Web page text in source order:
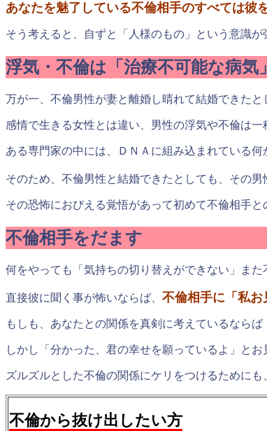
あなたを魅了している不倫相手のすべては彼
そう考えると、自ずと「人様のもの」という意識
浮気・不倫は「治療不可能な病気」
万が一、不倫男性が妻と離婚し晴れて結婚できたと
感情で生きる女性とは違い、男性の浮気や不倫は一
ある専門家の中には、ＤＮＡに組み込まれている
そのため、不倫男性と結婚できたとしても、その
その恐怖におびえる覚悟があって初めて不倫相手と
不倫相手をだます
何をやっても「気持ちの切り替えができない」ま
直接彼に聞く事が怖いならば、 不倫相手に「私お
もしも、あなたとの関係を真剣に考えているなら
しかし「分かった、君の幸せを願っているよ」と
ズルズルとした不倫の関係にケリをつけるために
不倫から抜け出したい方